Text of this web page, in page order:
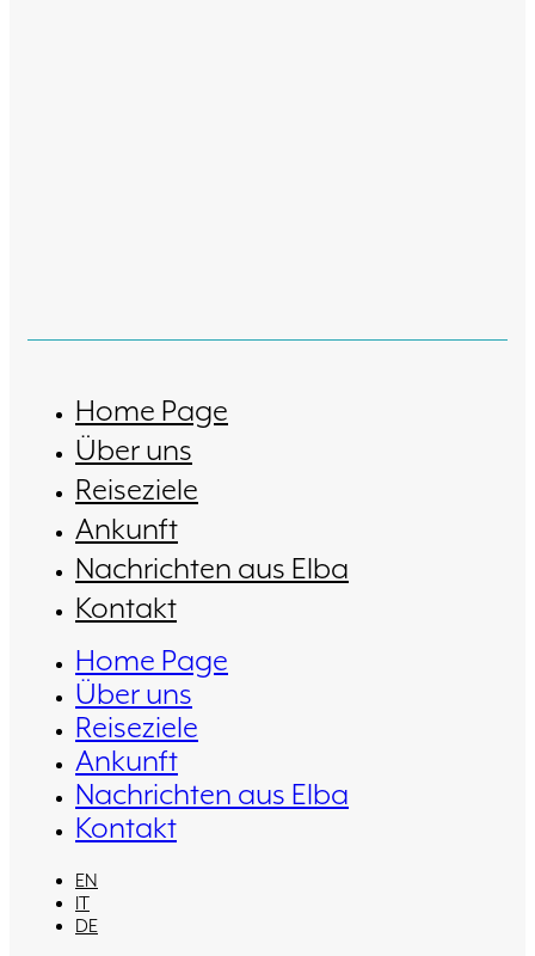
Home Page
Über uns
Reiseziele
Ankunft
Nachrichten aus Elba
Kontakt
Home Page
Über uns
Reiseziele
Ankunft
Nachrichten aus Elba
Kontakt
EN
IT
DE